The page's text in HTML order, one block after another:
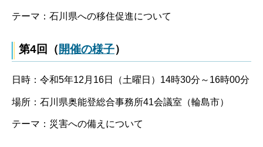
テーマ：石川県への移住促進について
第4回（ 開催の様子）
日時：令和5年12月16日（土曜日）14時30分～16時00分
場所：石川県奥能登総合事務所41会議室（輪島市）
テーマ：災害への備えについて